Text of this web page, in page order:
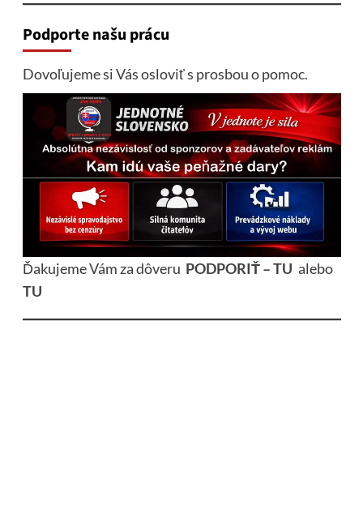
Podporte našu prácu
Dovoľujeme si Vás osloviť s prosbou o pomoc.
Ďakujeme Vám za dôveru PODPORIŤ – TU alebo
TU